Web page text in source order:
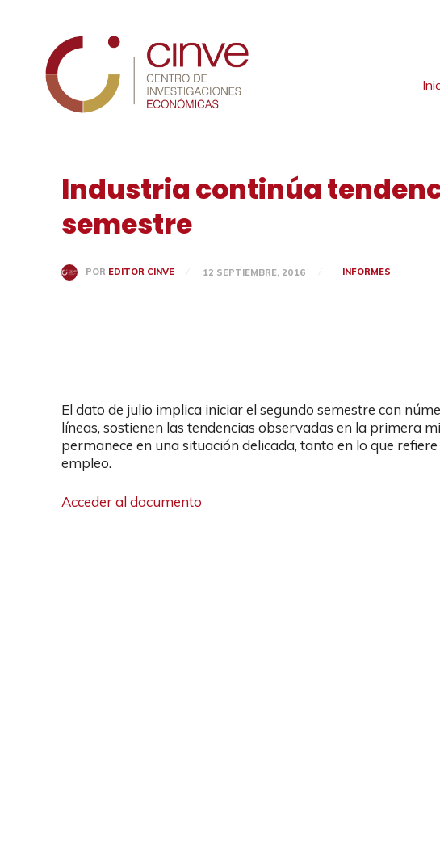
Industria continúa
semestre
POR EDITOR CINVE 12 SEPTIEMBRE, 2016 INFORMES
El dato de julio implica iniciar el segundo semestre con
líneas, sostienen las tendencias observadas en la primera
permanece en una situación delicada, tanto en lo que
empleo.
Acceder al documento